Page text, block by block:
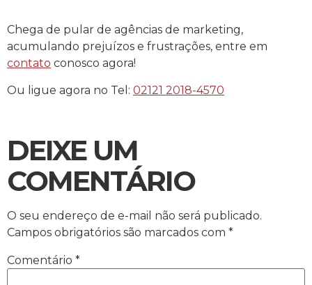
Chega de pular de agências de marketing,
acumulando prejuízos e frustrações, entre em
contato conosco agora!
Ou ligue agora no Tel: 02121 2018-4570
DEIXE UM
COMENTÁRIO
O seu endereço de e-mail não será publicado.
Campos obrigatórios são marcados com *
Comentário *